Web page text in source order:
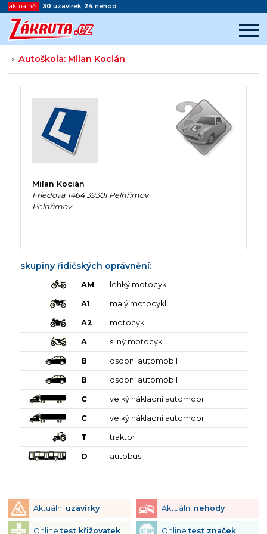
aktuálně: 30 uzavírek, 24 nehod
>Autoškola: Milan Kocián
Začátek reklamy
Konec reklamy
Milan Kocián
Friedova 1464 39301 Pelhřimov
Pelhřimov
skupiny řidičských oprávnění:
AM lehký motocykl
A1 malý motocykl
A2 motocykl
A silný motocykl
B osobní automobil
B osobní automobil
C velký nákladní automobil
C velký nákladní automobil
T traktor
D autobus
Aktuální uzavírky Aktuální nehody
Onlinetest křižovatek Onlinetest značek